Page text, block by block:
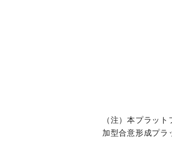
（注）本プラッ
加型合意形成プラ